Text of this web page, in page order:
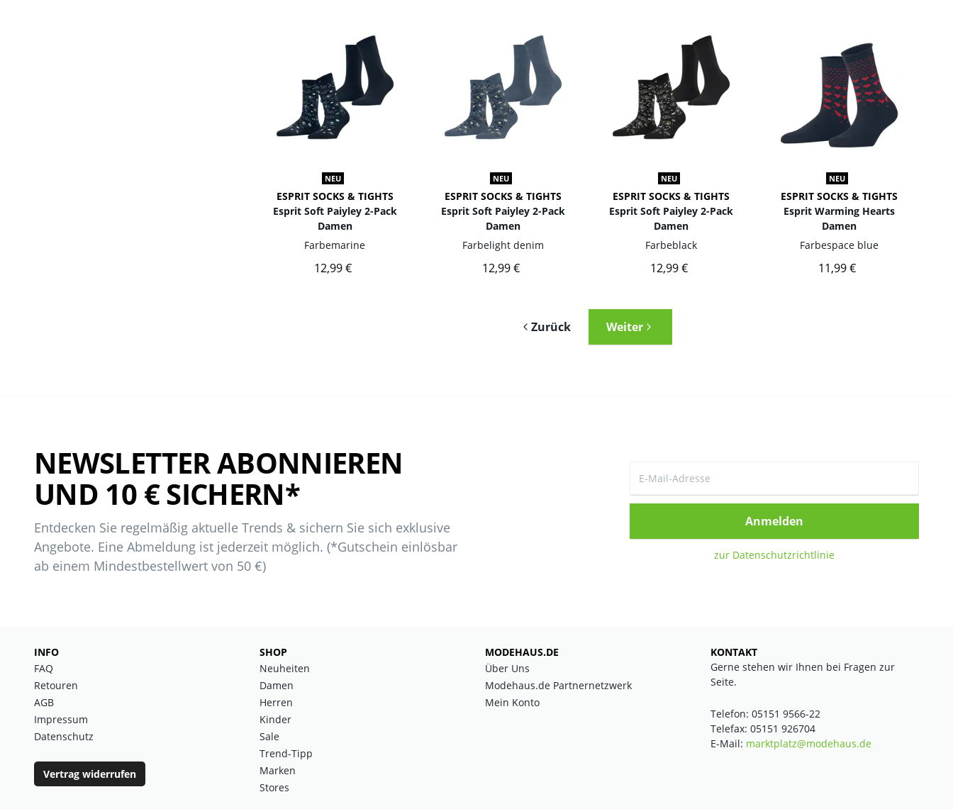
NEU
ESPRIT SOCKS & TIGHTS
Esprit Soft Paiyley 2-Pack
Damen
Farbemarine
12,99 €
NEU
ESPRIT SOCKS & TIGHTS
Esprit Soft Paiyley 2-Pack
Damen
Farbelight denim
12,99 €
NEU
ESPRIT SOCKS & TIGHTS
Esprit Soft Paiyley 2-Pack
Damen
Farbeblack
12,99 €
NEU
ESPRIT SOCKS & TIGHTS
Esprit Warming Hearts
Damen
Farbespace blue
11,99 €
Zurück Weiter
NEWSLETTER ABONNIEREN
UND 10 € SICHERN*
Entdecken Sie regelmäßig aktuelle Trends & sichern Sie sich exklusive
Angebote. Eine Abmeldung ist jederzeit möglich. (*Gutschein einlösbar
ab einem Mindestbestellwert von 50 €)
Anmelden
zur Datenschutzrichtlinie
INFO
FAQ
Retouren
AGB
Impressum
Datenschutz
Vertrag widerrufen
SHOP
Neuheiten
Damen
Herren
Kinder
Sale
Trend-Tipp
Marken
Stores
MODEHAUS.DE
Über Uns
Modehaus.de Partnernetzwerk
Mein Konto
KONTAKT
Gerne stehen wir Ihnen bei Fragen zur
Seite.
Telefon: 05151 9566-22
Telefax: 05151 926704
E-Mail: marktplatz@modehaus.de